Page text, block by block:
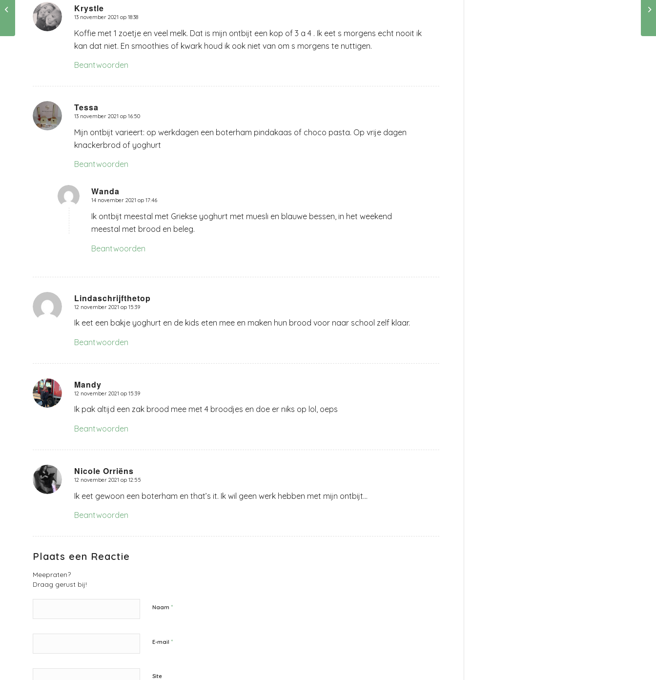
Krystle
zegt:
13 november 2021 op 18:38
Koffie met 1 zoetje en veel melk. Dat is mijn ontbijt een kop of 3 a 4 . Ik eet s morgens echt nooit ik
kan dat niet. En smoothies of kwark houd ik ook niet van om s morgens te nuttigen.
Beantwoorden
Tessa
zegt:
13 november 2021 op 16:50
Mijn ontbijt varieert: op werkdagen een boterham pindakaas of choco pasta. Op vrije dagen
knackerbrod of yoghurt
Beantwoorden
Wanda
zegt:
14 november 2021 op 17:46
Ik ontbijt meestal met Griekse yoghurt met muesli en blauwe bessen, in het weekend
meestal met brood en beleg.
Beantwoorden
Lindaschrijfthetop
zegt:
12 november 2021 op 15:39
Ik eet een bakje yoghurt en de kids eten mee en maken hun brood voor naar school zelf klaar.
Beantwoorden
Mandy
zegt:
12 november 2021 op 15:39
Ik pak altijd een zak brood mee met 4 broodjes en doe er niks op lol, oeps
Beantwoorden
Nicole Orriëns
zegt:
12 november 2021 op 12:55
Ik eet gewoon een boterham en that’s it. Ik wil geen werk hebben met mijn ontbijt…
Beantwoorden
Plaats een Reactie
Meepraten?
Draag gerust bij!
Naam *
E-mail *
Site
de overgang last
krijgen van
gehoorproblemen?